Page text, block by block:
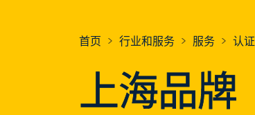
首页 行业和服务 服务 认证
上海品牌